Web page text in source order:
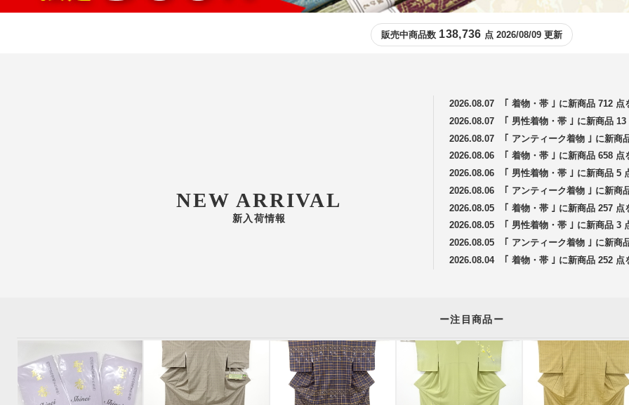
販売中商品数 138,736 点 2026/08/09 更新
NEW ARRIVAL
新入荷情報
2026.08.07
｢ 着物・帯 ｣ に新商品 712 点
2026.08.07
｢ 男性着物・帯 ｣ に新商品
2026.08.07
｢ アンティーク着物 ｣ に新商
2026.08.06
｢ 着物・帯 ｣ に新商品 658 点
2026.08.06
｢ 男性着物・帯 ｣ に新商品 5
2026.08.06
｢ アンティーク着物 ｣ に新商
2026.08.05
｢ 着物・帯 ｣ に新商品 257 点
2026.08.05
｢ 男性着物・帯 ｣ に新商品 3
2026.08.05
｢ アンティーク着物 ｣ に新商
2026.08.04
｢ 着物・帯 ｣ に新商品 252
ー注目商品ー